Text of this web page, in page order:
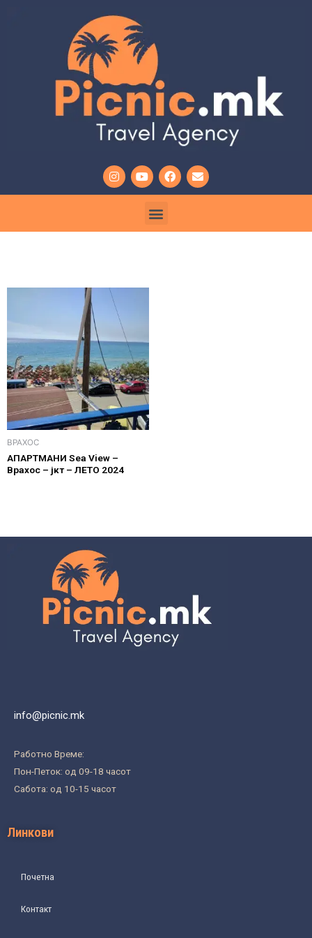
ВРАХОС
АПАРТМАНИ Sea View –
Врахос – јкт – ЛЕТО 2024
info@picnic.mk
Работно Време:
Пон-Петок: од 09-18 часот
Сабота: од 10-15 часот
Линкови
Почетна
Контакт